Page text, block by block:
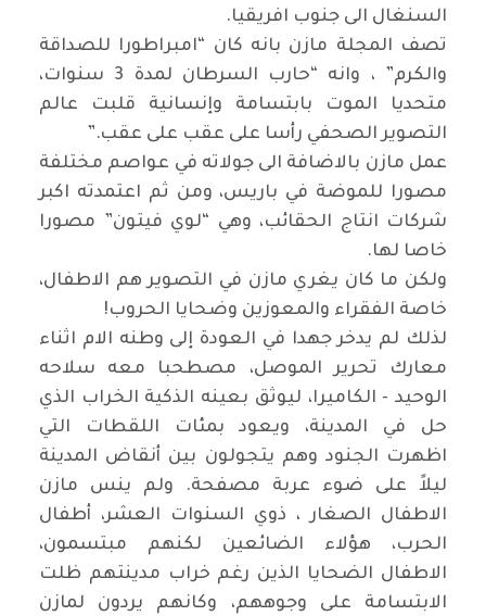
السنغال الى جنوب افريقيا.
تصف المجلة مازن بانه كان “امبراطورا للصداقة
والكرم” ، وانه “حارب السرطان لمدة 3 سنوات،
متحديا الموت بابتسامة وإنسانية قلبت عالم
التصوير الصحفي رأسا على عقب على عقب”.
عمل مازن بالاضافة الى جولاته في عواصم مختلفة
مصورا للموضة في باريس، ومن ثم اعتمدته اكبر
شركات انتاج الحقائب، وهي “لوي فيتون” مصورا
خاصا لها.
ولكن ما كان يغري مازن في التصوير هم الاطفال،
خاصة الفقراء والمعوزين وضحايا الحروب!
لذلك لم يدخر جهدا في العودة إلى وطنه الام اثناء
معارك تحرير الموصل، مصطحبا معه سلاحه
الوحيد - الكاميرا، ليوثق بعينه الذكية الخراب الذي
حل في المدينة، ويعود بمئات اللقطات التي
اظهرت الجنود وهم يتجولون بين أنقاض المدينة
ليلاً على ضوء عربة مصفحة. ولم ينس مازن
الاطفال الصغار ، ذوي السنوات العشر، أطفال
الحرب، هؤلاء الضائعين لكنهم مبتسمون،
الاطفال الضحايا الذين رغم خراب مدينتهم ظلت
الابتسامة على وجوههم، وكانهم يردون لمازن